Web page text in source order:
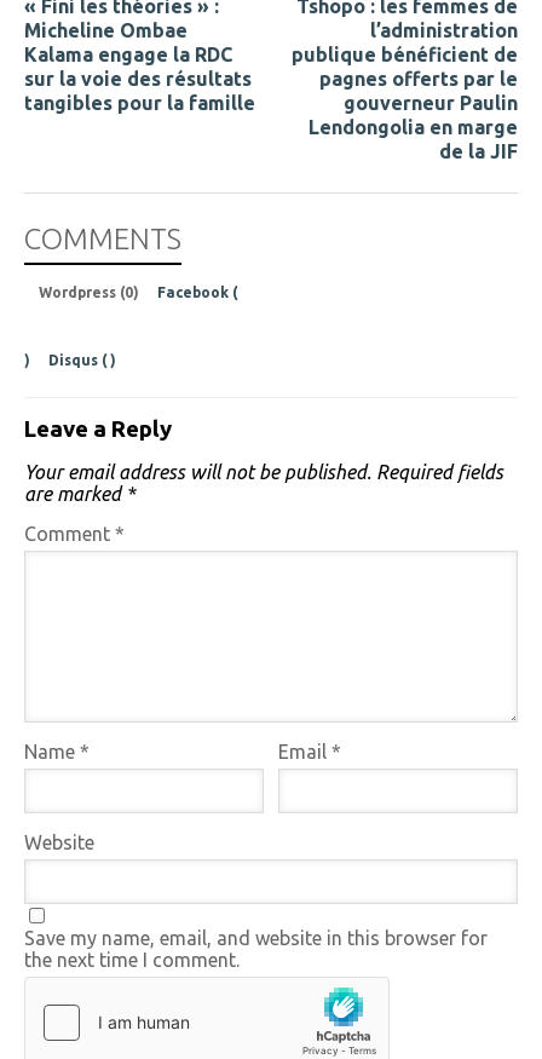
« Fini les théories » :
Micheline Ombae
Kalama engage la RDC
sur la voie des résultats
tangibles pour la famille
Tshopo : les femmes de
l’administration
publique bénéficient de
pagnes offerts par le
gouverneur Paulin
Lendongolia en marge
de la JIF
COMMENTS
Wordpress (0) Facebook (
) Disqus ( )
Leave a Reply
Your email address will not be published. Required fields
are marked *
Comment *
Name * Email*
Website
Save my name, email, and website in this browser for
the next time I comment.